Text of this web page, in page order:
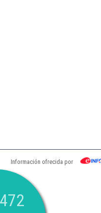
Información ofrecida por